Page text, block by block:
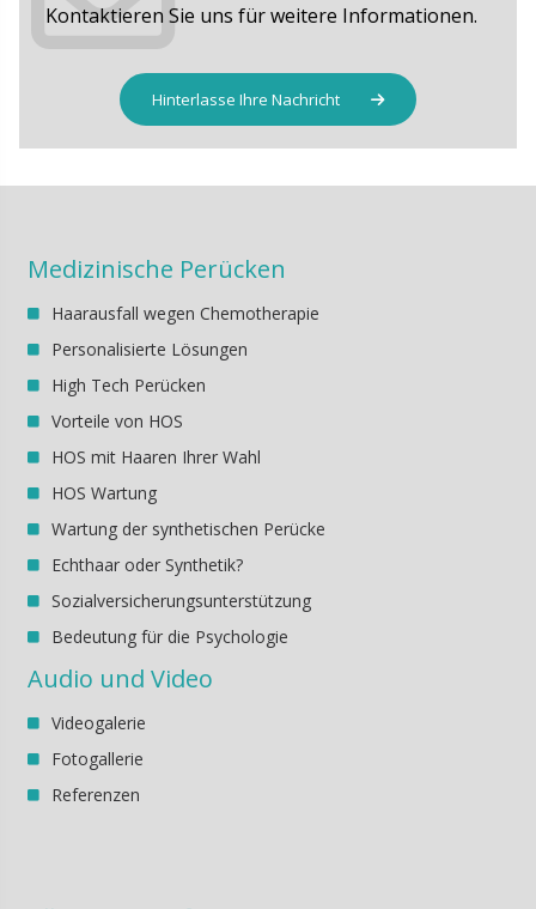
Kontaktieren Sie uns für weitere Informationen.
Hinterlasse Ihre Nachricht
Medizinische Perücken
Haarausfall wegen Chemotherapie
Personalisierte Lösungen
High Tech Perücken
Vorteile von HOS
HOS mit Haaren Ihrer Wahl
HOS Wartung
Wartung der synthetischen Perücke
Echthaar oder Synthetik?
Sozialversicherungsunterstützung
Bedeutung für die Psychologie
Audio und Video
Videogalerie
Fotogallerie
Referenzen